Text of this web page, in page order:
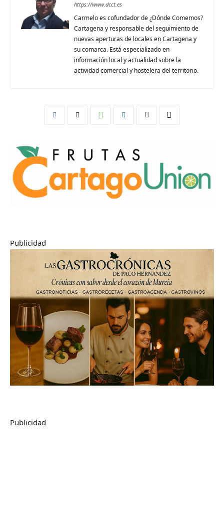
https://www.dcct.es
Carmelo es cofundador de ¿Dónde Comemos?
Cartagena y responsable del seguimiento de
nuevas aperturas de locales en Cartagena y
su comarca. Está especializado en
información local y actualidad sobre la
actividad comercial y hostelera del territorio.
Publicidad
Publicidad